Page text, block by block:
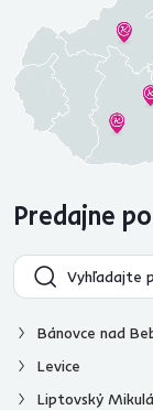
Predajne
Bánovce nad
Levice
Liptovský